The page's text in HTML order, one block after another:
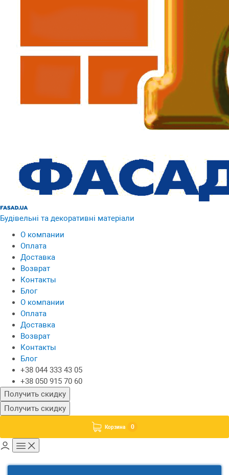
Будівельні та декоративні матеріали
О компании
Оплата
Доставка
Возврат
Контакты
Блог
О компании
Оплата
Доставка
Возврат
Контакты
Блог
+38 044 333 43 05
+38 050 915 70 60
Получить скидку
Получить скидку
Корзина 0